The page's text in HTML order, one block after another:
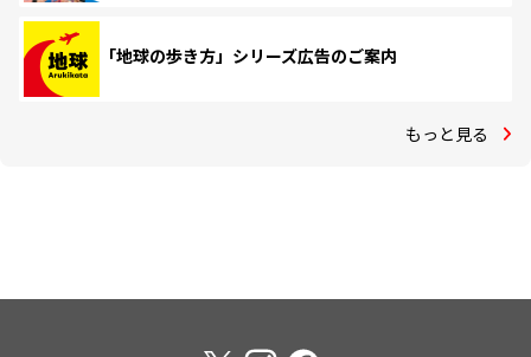
「地球の歩き方」シリーズ広告のご案内
もっと見る